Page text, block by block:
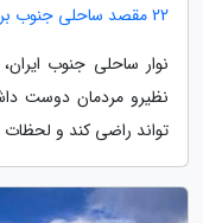
22 مقصد ساحلی جنوب برای سفر در تعطیلات بهمن
نوار ساحلی جنوب
نظیرو مردمان دوست
تواند راضی کند و لحظات